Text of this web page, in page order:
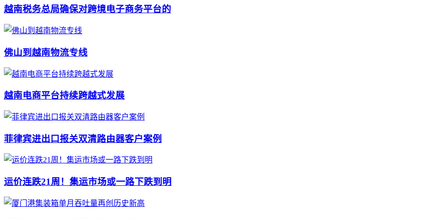
越南税务总局确保对跨境电子商务平台的
佛山到越南物流专线
越南电商平台持续跨越式发展
菲律宾进出口报关双清路由器客户案例
运价连跌21周！集运市场或一路下跌到明